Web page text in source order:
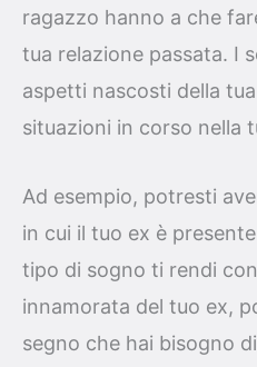
ragazzo hanno a che
tua relazione passata. I
aspetti nascosti della
situazioni in corso nella
Ad esempio, potresti
in cui il tuo ex è
tipo di sogno ti rendi
innamorata del tuo ex,
segno che hai bisogno